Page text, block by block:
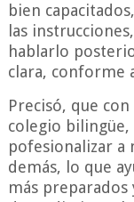
bien
las
hablarlo
clara, conforme
Precisó, que
colegio
pofesionalizar a
demás, lo que
más preparados